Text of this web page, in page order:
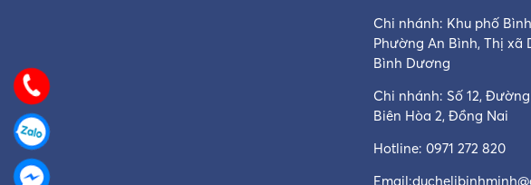
Chi nhánh: Khu phố
Phường An Bình, Thị xã
Bình Dương
Chi nhánh: Số 12, Đường
Biên Hòa 2, Đồng Nai
Hotline: 0971 272 820
Email: